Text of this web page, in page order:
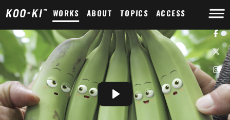
WORKS ABOUT TOPICS ACCESS
Play